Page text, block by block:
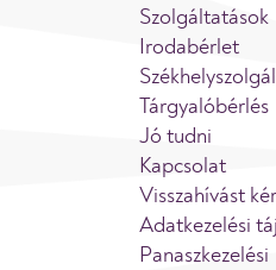
Szolgáltatások
Irodabérlet
Tárgyalóbérlés
Jó tudni
Kapcsolat
Visszahívást
Adatkezelési
Panaszkezelési